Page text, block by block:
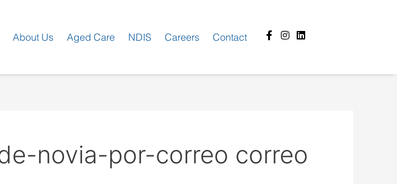
About Us Aged Care NDIS Careers Contact
Facebook-
f
Instagram
Linkedin
novia-por-correo correo